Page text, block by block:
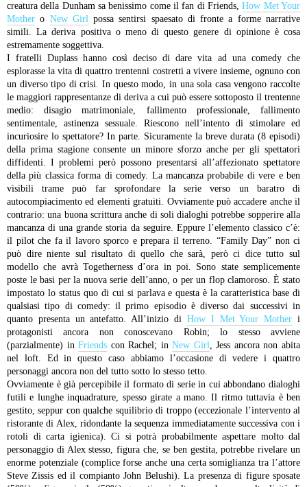
creatura della Dunham sa benissimo come il fan di Friends,How Met Your
Mother o New Girlpossa sentirsi spaesato di fronte a forme narrative
simili. La deriva positiva o meno di questo genere di opinione è cosa
estremamente soggettiva.
I fratelli Duplass hanno così deciso di dare vita ad una comedy che
esplorasse la vita di quattro trentenni costretti a vivere insieme, ognuno con
un diverso tipo di crisi. In questo modo, in una sola casa vengono raccolte
le maggiori rappresentanze di deriva a cui può essere sottoposto il trentenne
medio: disagio matrimoniale, fallimento professionale, fallimento
sentimentale, astinenza sessuale. Riescono nell’intento di stimolare ed
incuriosire lo spettatore? In parte. Sicuramente la breve durata (8 episodi)
della prima stagione consente un minore sforzo anche per gli spettatori
diffidenti. I problemi però possono presentarsi all’affezionato spettatore
della più classica forma di comedy. La mancanza probabile di vere e ben
visibili trame può far sprofondare la serie verso un baratro di
autocompiacimento ed elementi gratuiti. Ovviamente può accadere anche il
contrario: una buona scrittura anche di soli dialoghi potrebbe sopperire alla
mancanza di una grande storia da seguire. Eppure l’elemento classico c’è:
il pilot che fa il lavoro sporco e prepara il terreno. “Family Day” non ci
può dire niente sul risultato di quello che sarà, però ci dice tutto sul
modello che avrà Togetherness d’ora in poi. Sono state semplicemente
poste le basi per la nuova serie dell’anno, o per un flop clamoroso. È stato
impostato lo status quo di cui si parlava e questa è la caratteristica base di
qualsiasi tipo di comedy: il primo episodio è diverso dai successivi in
quanto presenta un antefatto. All’inizio di How I Met Your Mother i
protagonisti ancora non conoscevano Robin; lo stesso avviene
(parzialmente) inFriends con Rachel; inNew Girl, Jess ancora non abita
nel loft. Ed in questo caso abbiamo l’occasione di vedere i quattro
personaggi ancora non del tutto sotto lo stesso tetto.
Ovviamente è già percepibile il formato di serie in cui abbondano dialoghi
futili e lunghe inquadrature, spesso girate a mano. Il ritmo tuttavia è ben
gestito, seppur con qualche squilibrio di troppo (eccezionale l’intervento al
ristorante di Alex, ridondante la sequenza immediatamente successiva con i
rotoli di carta igienica). Ci si potrà probabilmente aspettare molto dal
personaggio di Alex stesso, figura che, se ben gestita, potrebbe rivelare un
enorme potenziale (complice forse anche una certa somiglianza tra l’attore
Steve Zissis ed il compianto John Belushi). La presenza di figure sposate